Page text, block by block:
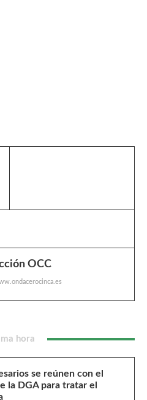
OCC
hora
se reúnen con el
la DGA para tratar el